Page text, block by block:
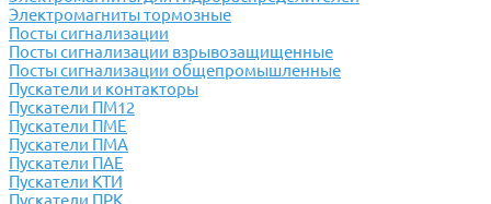
Электромагниты тормозные
Посты сигнализации
Посты сигнализации взрывозащищенные
Посты сигнализации общепромышленные
Пускатели и контакторы
Пускатели ПМ12
Пускатели ПМЕ
Пускатели ПМА
Пускатели ПАЕ
Пускатели КТИ
Пускатели ПРК